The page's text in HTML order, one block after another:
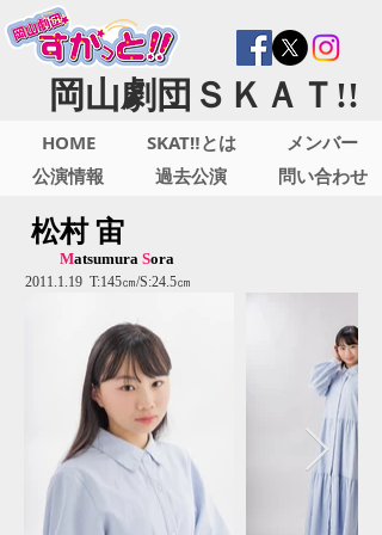
岡山劇団ＳＫＡＴ!!
HOME
公演情報
SKAT‼とは
過去公演
メンバー
問い合わせ
松村 宙
Matsumura Sora
2011.1.19 T:145㎝/S:24.5㎝